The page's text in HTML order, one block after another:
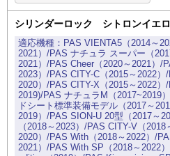
シリンダーロック シトロンイエ
PAS VIENTA5（2014～
2021）/PAS ナチュラ スーパー（
2021）/PAS Cheer（2020～2021）/
2023）/PAS CITY-C（2015～2022）
2020）/PAS CITY-X（2015～2022）
2019)/PAS ナチュラM（2017~2019
ドシート標準装備モデル（2017～
2019）/PAS SION-U 20型（2017～
（2018～2023）/PAS CITY-V（
2020）/PAS With（2018～2022）/
2021）/PAS With SP（2018～2022